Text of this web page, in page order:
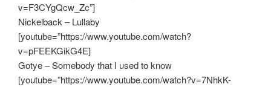
v=F3CYgQcw_Zc”]
Nickelback – Lullaby
[youtube=”https://www.youtube.com/watch?
v=pFEEKGikG4E]
Gotye – Somebody that I used to know
[youtube=”https://www.youtube.com/watch?v=7NhkK-